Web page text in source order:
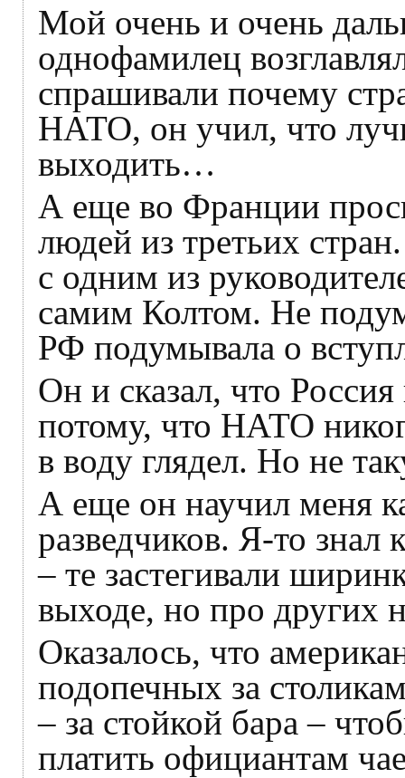
Мой очень и очень
однофамилец
спрашивали почему
НАТО, он учил, что
выходить…
А еще во Франции
людей из третьих
с одним из
самим Колтом. Не
РФ подумывала о
Он и сказал, что
потому, что НАТО
в воду глядел. Но не
А еще он научил меня
разведчиков. Я-то знал
– те застегивали
выходе, но про других
Оказалось, что
подопечных за
– за стойкой бара –
платить официантам